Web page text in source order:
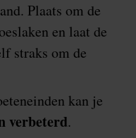
Plaats om de
en laat de
straks om de
kan je
verbeterd.